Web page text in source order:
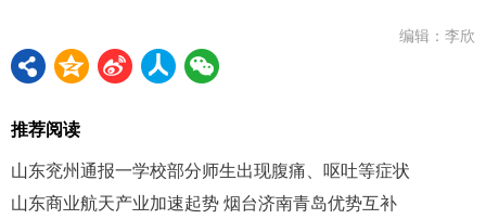
编辑：李欣
推荐阅读
山东兖州通报一学校部分师生出现腹痛、呕吐等症状
山东商业航天产业加速起势 烟台济南青岛优势互补